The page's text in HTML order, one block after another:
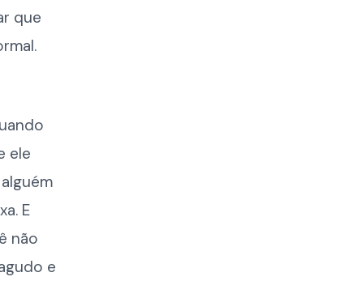
que
ele
E
não
e